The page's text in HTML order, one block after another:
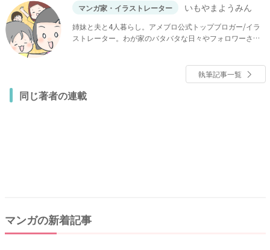
マンガ家・イラストレーター いもやまようみん
姉妹と夫と4人暮らし。アメブロ公式トップブロガー/イラ
ストレーター。わが家のバタバタな日々やフォロワーさん
執筆記事一覧
同じ著者の連載
マンガの新着記事